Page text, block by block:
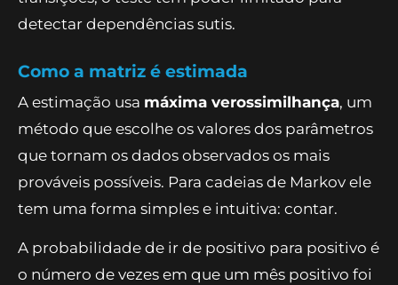
detectar dependências sutis.
Como a matriz é estimada
A estimação usa máxima verossimilhança, um
método que escolhe os valores dos parâmetros
que tornam os dados observados os mais
prováveis possíveis. Para cadeias de Markov ele
tem uma forma simples e intuitiva: contar.
A probabilidade de ir de positivo para positivo é
o número de vezes em que um mês positivo foi